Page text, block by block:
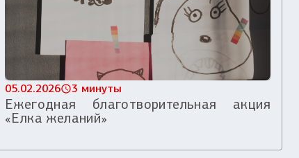
05.02.2026 3 минуты
Ежегодная благотворительная акция
«Елка желаний»